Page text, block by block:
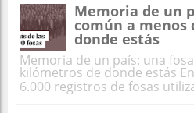
Memoria de un
común a menos
donde estás
Memoria de un país: una
kilómetros de donde estás
6.000 registros de fosas